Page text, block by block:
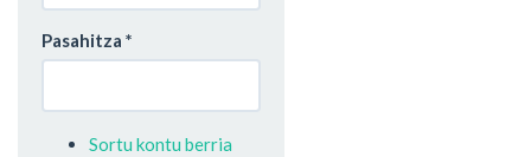
Pasahitza *
Sortu kontu berria